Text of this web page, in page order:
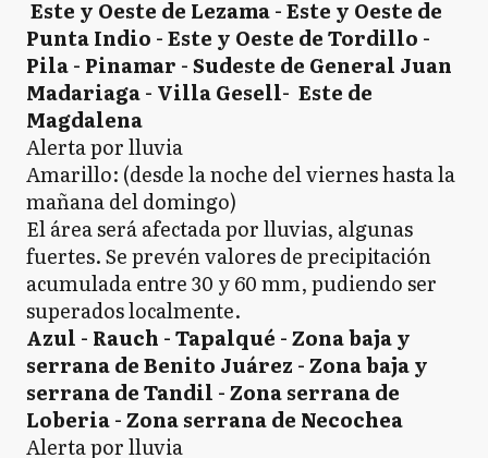
Este y Oeste de Lezama - Este y Oeste de
Punta Indio - Este y Oeste de Tordillo -
Pila - Pinamar - Sudeste de General Juan
Madariaga - Villa Gesell- Este de
Magdalena
Alerta por lluvia
Amarillo: (desde la noche del viernes hasta la
mañana del domingo)
El área será afectada por lluvias, algunas
fuertes. Se prevén valores de precipitación
acumulada entre 30 y 60 mm, pudiendo ser
superados localmente.
Azul - Rauch - Tapalqué - Zona baja y
serrana de Benito Juárez - Zona baja y
serrana de Tandil - Zona serrana de
Loberia - Zona serrana de Necochea
Alerta por lluvia